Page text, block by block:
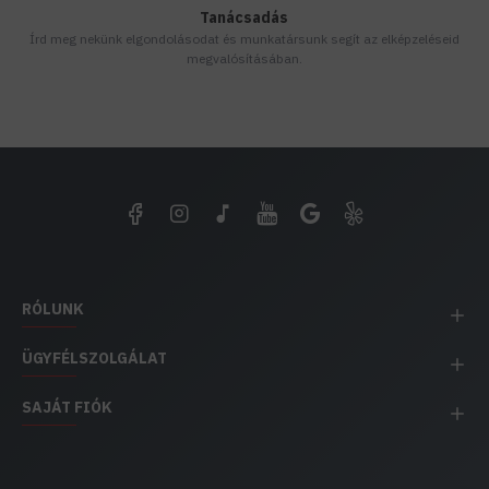
Tanácsadás
Írd meg nekünk elgondolásodat és munkatársunk segít az elképzeléseid
megvalósításában.
RÓLUNK
ÜGYFÉLSZOLGÁLAT
SAJÁT FIÓK